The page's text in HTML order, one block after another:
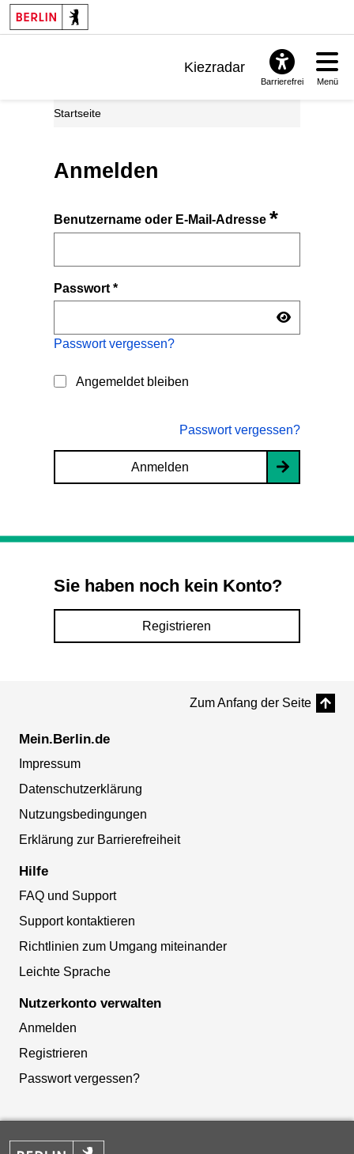
Kiezradar
Barrierefrei Menü
Startseite
Anmelden
Benutzername oder E-Mail-Adresse*
Passwort*
Passwort vergessen?
Angemeldet bleiben
Passwort vergessen?
Anmelden
Sie haben noch kein Konto?
Registrieren
Zum Anfang der Seite
Mein.Berlin.de
Impressum
Datenschutzerklärung
Nutzungsbedingungen
Erklärung zur Barrierefreiheit
Hilfe
FAQ und Support
Support kontaktieren
Richtlinien zum Umgang miteinander
Leichte Sprache
Nutzerkonto verwalten
Anmelden
Registrieren
Passwort vergessen?